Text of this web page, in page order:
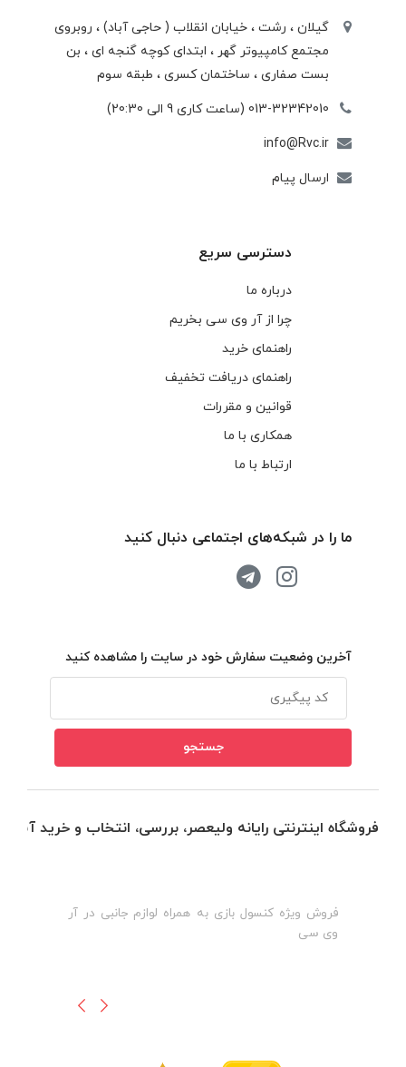
گیلان ، رشت ، خيابان انقلاب ( حاجی آباد) ، روبروی
مجتمع كامپيوتر گهر ، ابتدای كوچه گنجه ای ، بن
بست صفاری ، ساختمان كسری ، طبقه سوم
013-32342010 (ساعت کاری 9 الی 20:30)
info@Rvc.ir
ارسال پیام
دسترسی سریع
درباره ما
چرا از آر وی سی بخریم
راهنمای خرید
راهنمای دریافت تخفیف
قوانین و مقررات
همکاری با ما
ارتباط با ما
ما را در شبکه‌های اجتماعی دنبال کنید
آخرین وضعیت سفارش خود در سایت را مشاهده کنید
فروشگاه اینترنتی رایانه ولیعصر، بررسی، انتخاب و خرید
فروش ویژه کنسول بازی به همراه لوازم جانبی در آر
وی سی